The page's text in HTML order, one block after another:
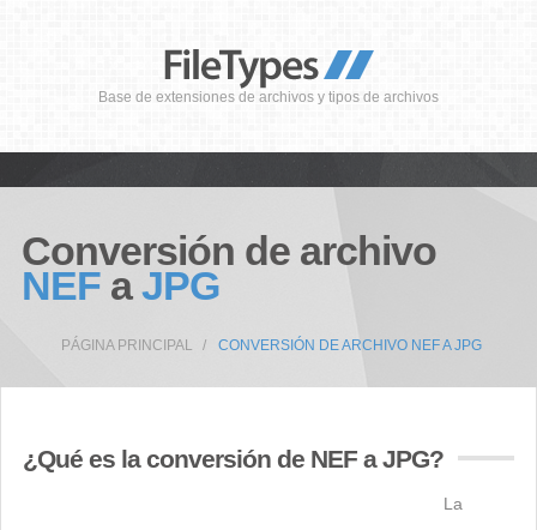
Base de extensiones de archivos y tipos de archivos
Conversión de archivo
NEF aJPG
PÁGINA PRINCIPAL CONVERSIÓN DE ARCHIVO NEF A JPG
¿Qué es la conversión de NEF a JPG?
La